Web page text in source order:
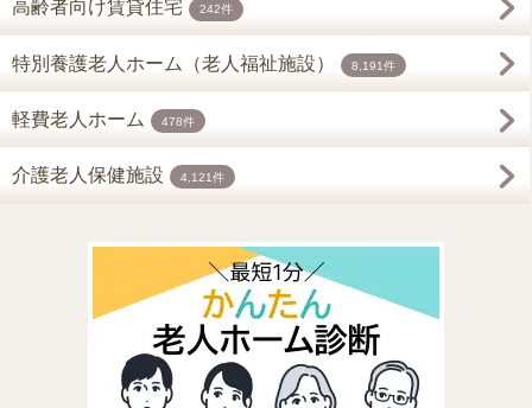
高齢者向け賃貸住宅 242件
特別養護老人ホーム（老人福祉施設） 8,191件
軽費老人ホーム 478件
介護老人保健施設 4,121件